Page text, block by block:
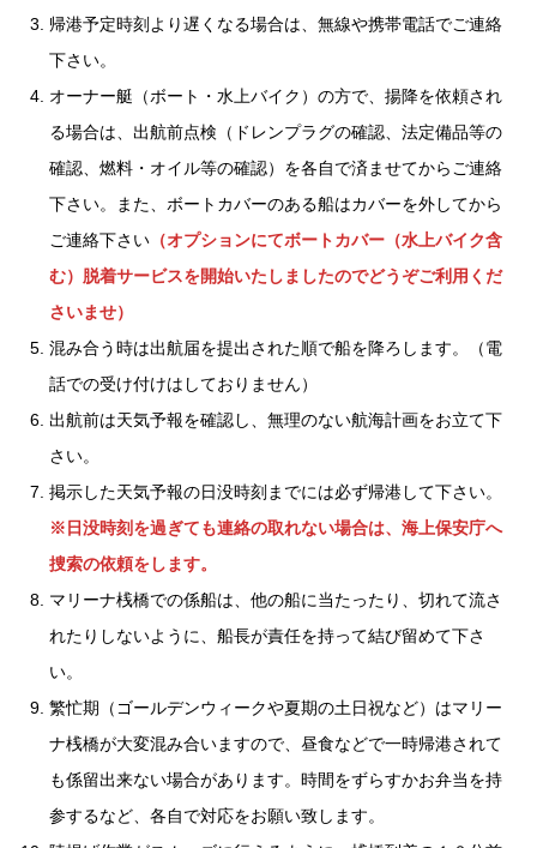
帰港予定時刻より遅くなる場合は、無線や携帯電話でご連絡
下さい。
オーナー艇（ボート・水上バイク）の方で、揚降を依頼され
る場合は、出航前点検（ドレンプラグの確認、法定備品等の
確認、燃料・オイル等の確認）を各自で済ませてからご連絡
下さい。また、ボートカバーのある船はカバーを外してから
ご連絡下さい （オプションにてボートカバー（水上バイク含
む）脱着サービスを開始いたしましたのでどうぞご利用くだ
さいませ）
混み合う時は出航届を提出された順で船を降ろします。（電
話での受け付けはしておりません）
出航前は天気予報を確認し、無理のない航海計画をお立て下
さい。
掲示した天気予報の日没時刻までには必ず帰港して下さい。
※日没時刻を過ぎても連絡の取れない場合は、海上保安庁へ
捜索の依頼をします。
マリーナ桟橋での係船は、他の船に当たったり、切れて流さ
れたりしないように、船長が責任を持って結び留めて下さ
い。
繁忙期（ゴールデンウィークや夏期の土日祝など）はマリー
ナ桟橋が大変混み合いますので、昼食などで一時帰港されて
も係留出来ない場合があります。時間をずらすかお弁当を持
参するなど、各自で対応をお願い致します。